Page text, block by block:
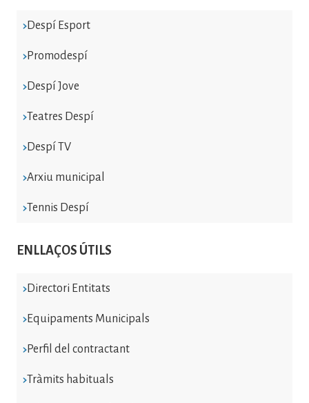
Despí Esport
Promodespí
Despí Jove
Teatres Despí
Despí TV
Arxiu municipal
Tennis Despí
ENLLAÇOS ÚTILS
Directori Entitats
Equipaments Municipals
Perfil del contractant
Tràmits habituals